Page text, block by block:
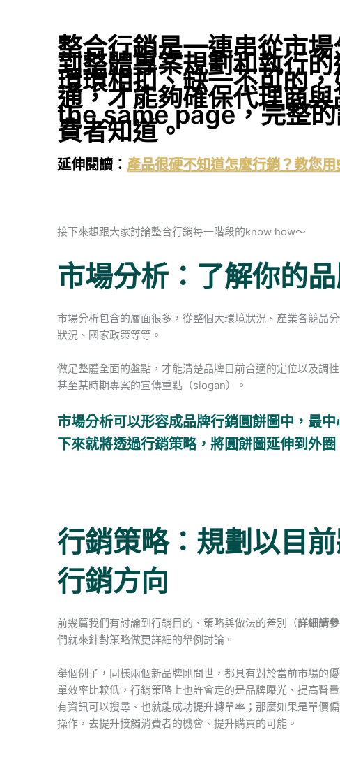
整合行銷是一連串從市場
到整體專案規劃和執行的
環環相扣、缺一不可的
通，才能夠確保代理商
the same page，完整
費者知道。
延伸閱讀： 產品很硬不知道怎麼行銷？教您
接下來想跟大家討論整合行銷每一階段的know how～
市場分析：了解你的
市場分析包含的層面很多，從整個大環境狀況、產業各競品
狀況、國家政策等等。
做足整體全面的盤點，才能清楚品牌目前合適的定位以及調
甚至某時期專案的宣傳重點（slogan）。
市場分析可以形容成品牌行銷圓餅圖中，最
下來就將透過行銷策略，將圓餅圖延伸到外圈
行銷策略：規劃以目
行銷方向
前幾篇我們有討論到行銷目的、策略與做法的差別（詳細請參
們就來針對策略做更詳細的舉例討論。
舉個例子，同樣兩個新品牌剛問世，都具有對於當前市場的
單效率比較低，行銷策略上也許會走的是品牌曝光、提高聲
有資訊可以搜尋、也就能成功提升轉單率；那麼如果是單價
操作，去提升接觸消費者的機會、提升購買的可能。